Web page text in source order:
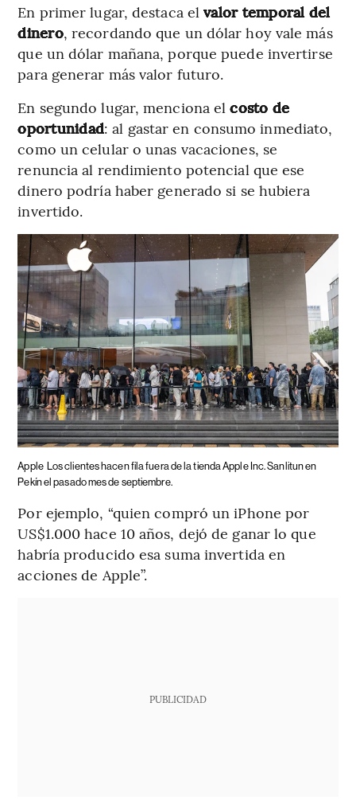
En primer lugar, destaca elvalor temporal del
dinero, recordando que un dólar hoy vale más
que un dólar mañana, porque puede invertirse
para generar más valor futuro.
En segundo lugar, menciona elcosto de
oportunidad: al gastar en consumo inmediato,
como un celular o unas vacaciones, se
renuncia al rendimiento potencial que ese
dinero podría haber generado si se hubiera
invertido.
Apple
Los clientes hacen fila fuera de la tienda Apple Inc. Sanlitun en
Pekín el pasado mes de septiembre.
Por ejemplo, “quien compró un iPhone por
US$1.000 hace 10 años, dejó de ganar lo que
habría producido esa suma invertida en
acciones de Apple”.
PUBLICIDAD